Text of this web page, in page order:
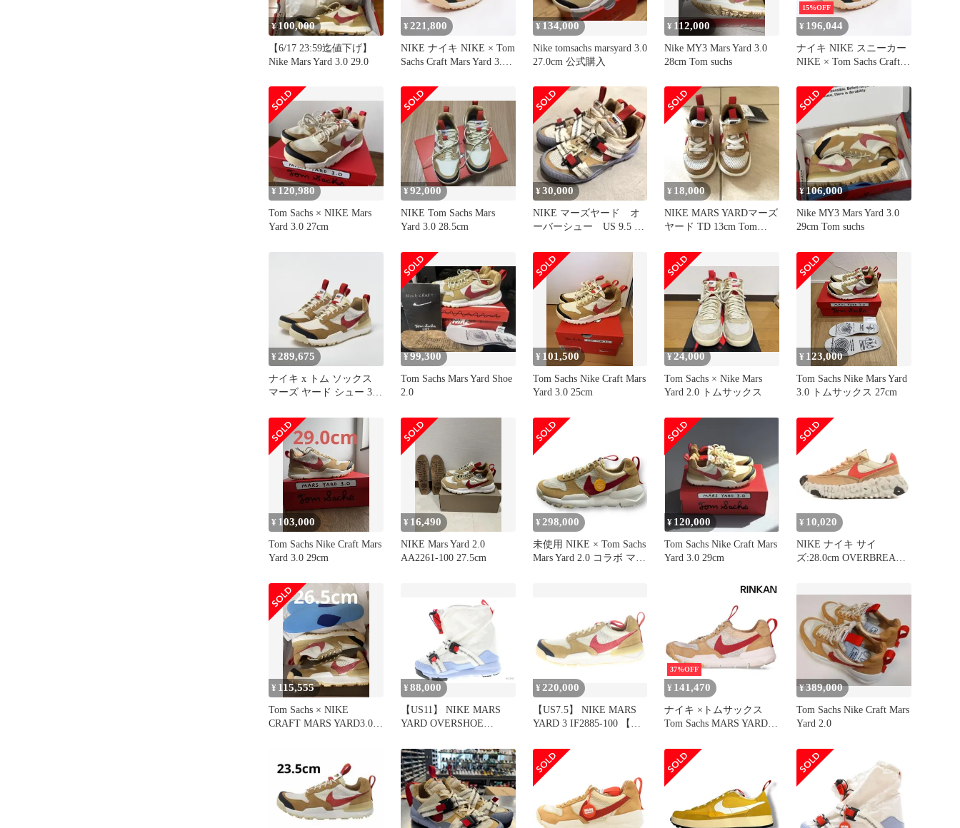
¥100,000
【6/17 23:59迄値下げ】
Nike Mars Yard 3.0 29.0
¥221,800
NIKE ナイキ NIKE × Tom
Sachs Craft Mars Yard 3.0
¥ 134,000
Nike tomsachs marsyard 3.0
27.0cm 公式購入
¥ 112,000
Nike MY3 Mars Yard 3.0
28cm Tom suchs
15%OFF
¥ 196,044
ナイキ NIKE スニーカー
NIKE × Tom Sachs Craft
ーカー メンズ Used A
¥ 120,980
Tom Sachs × NIKE Mars
Yard 3.0 27cm
¥92,000
NIKE Tom Sachs Mars
Yard 3.0 28.5cm
¥30,000
NIKE マーズヤード オ
ーバーシュー US 9.5 ト
¥ 18,000
NIKE MARS YARDマーズ
ヤード TD 13cm Tom
¥106,000
Nike MY3 Mars Yard 3.0
29cm Tom suchs
¥289,675
ナイキ x トム ソックス
マーズ ヤード シュー 3 0
オーダー
¥99,300
Tom Sachs Mars Yard Shoe
2.0
¥ 101,500
Tom Sachs Nike Craft Mars
Yard 3.0 25cm
¥24,000
Tom Sachs × Nike Mars
Yard 2.0 トムサックス
¥ 123,000
Tom Sachs Nike Mars Yard
3.0 トムサックス 27cm
¥ 103,000
Tom Sachs Nike Craft Mars
Yard 3.0 29cm
¥ 16,490
NIKE Mars Yard 2.0
AA2261-100 27.5cm
¥ 298,000
未使用 NIKE × Tom Sachs
Mars Yard 2.0 コラボ マー
¥ 120,000
Tom Sachs Nike Craft Mars
Yard 3.0 29cm
¥ 10,020
NIKE ナイキ サイ
ズ:28.0cm OVERBREAK
シル クラブゴールド マ
ントラオレンジ US10 ロ
ーカット スニーカー シ
ューズ 靴【メンズ】
¥ 115,555
Tom Sachs × NIKE
CRAFT MARS YARD3.0
¥88,000
【US11】 NIKE MARS
YARD OVERSHOE
¥220,000
【US7.5】 NIKE MARS
YARD 3 IF2885-100 【新
37%OFF
¥ 141,470
ナイキ ×トムサックス
Tom Sachs MARS YARD
AA2261-100 マーズヤー
ドスニーカー メンズ
26cm
¥389,000
Tom Sachs Nike Craft Mars
Yard 2.0